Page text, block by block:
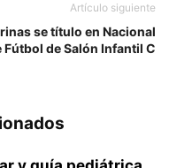
Artículo siguiente
se título en Nacional
Fútbol de Salón Infantil C